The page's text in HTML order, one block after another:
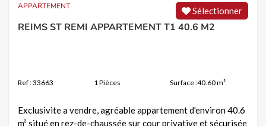
Sélectionner
APPARTEMENT
REIMS ST REMI APPARTEMENT T1 40.6 M2
Ref : 33663 1 Pièces Surface :40.60 m²
Exclusivite a vendre, agréable appartement d'environ 40.6
m² situé en rez-de-chaussée sur cour privative et sécurisée